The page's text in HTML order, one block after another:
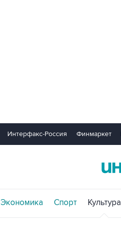
Интерфакс-Россия Финмаркет
Экономика Спорт Культура